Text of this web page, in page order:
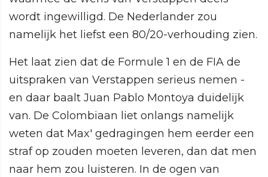
wordt ingewilligd. De Nederlander zou
namelijk het liefst een 80/20-verhouding zien.
Het laat zien dat de Formule 1 en de FIA de
uitspraken van Verstappen serieus nemen -
en daar baalt Juan Pablo Montoya duidelijk
van. De Colombiaan liet onlangs namelijk
weten dat Max' gedragingen hem eerder een
straf op zouden moeten leveren, dan dat men
naar hem zou luisteren. In de ogen van